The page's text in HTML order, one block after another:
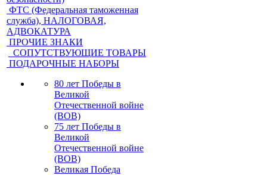
ФТС (Федеральная таможенная
служба), НАЛОГОВАЯ,
АДВОКАТУРА
ПРОЧИЕ ЗНАКИ
СОПУТСТВУЮЩИЕ ТОВАРЫ
ПОДАРОЧНЫЕ НАБОРЫ
80 лет Победы в
Великой
Отечественной войне
(ВОВ)
75 лет Победы в
Великой
Отечественной войне
(ВОВ)
Великая Победа